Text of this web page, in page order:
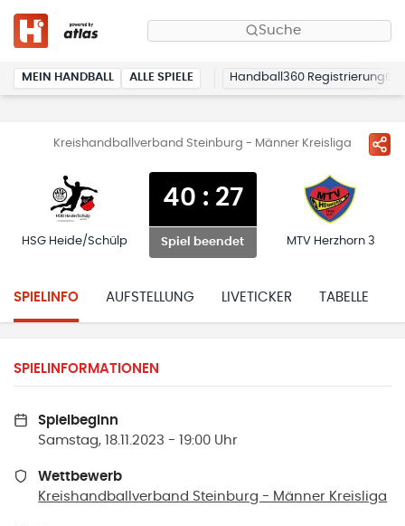
Suche
MEIN HANDBALL ALLE SPIELE Handball360 Registrierung
Kreishandballverband Steinburg - Männer Kreisliga
HSG Heide/Schülp
40 : 27
Spiel beendet MTV Herzhorn 3
SPIELINFO AUFSTELLUNG LIVETICKER TABELLE
SPIELINFORMATIONEN
Spielbeginn
Samstag, 18.11.2023 - 19:00 Uhr
Wettbewerb
Kreishandballverband Steinburg - Männer Kreisliga